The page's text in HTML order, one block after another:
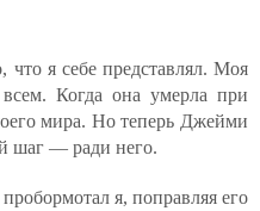
я себе представлял. Моя
Когда она умерла при
мира. Но теперь Джейми
шаг — ради него.
я, поправляя его